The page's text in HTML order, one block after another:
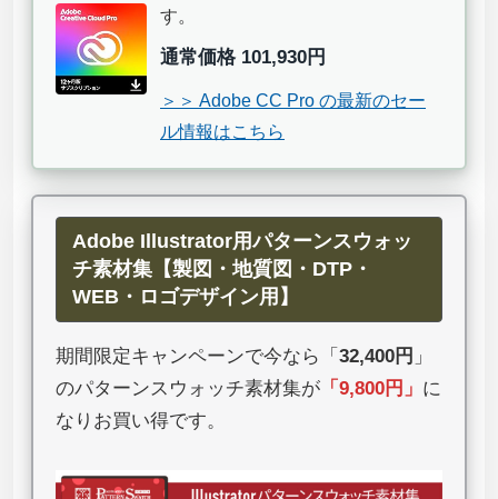
す。
通常価格 101,930円
＞＞ Adobe CC Pro の最新のセー
ル情報はこちら
Adobe Illustrator用パターンスウォッ
チ素材集【製図・地質図・DTP・
WEB・ロゴデザイン用】
期間限定キャンペーンで今なら「 32,400円 」
のパターンスウォッチ素材集が 「 9,800円 」 に
なりお買い得です。